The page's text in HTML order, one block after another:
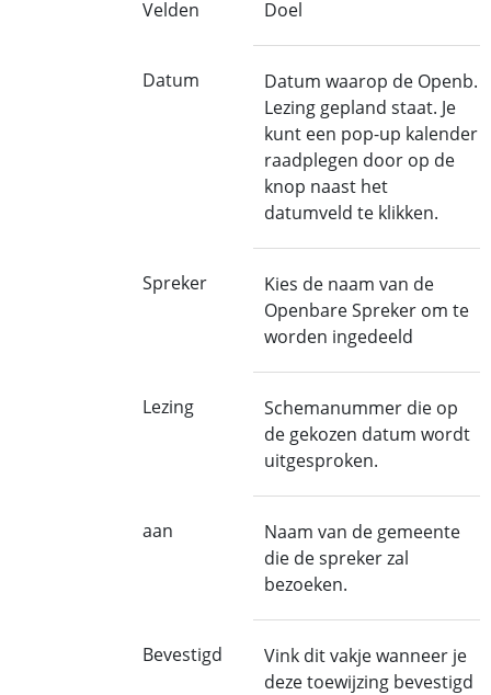
Velden Doel
Datum
Datum waarop de Openb.
Lezing gepland staat. Je
kunt een pop-up kalender
raadplegen door op de
knop naast het
datumveld te klikken.
Spreker
Kies de naam van de
Openbare Spreker om te
worden ingedeeld
Lezing
Schemanummer die op
de gekozen datum wordt
uitgesproken.
aan
Naam van de gemeente
die de spreker zal
bezoeken.
Bevestigd
Vink dit vakje wanneer je
deze toewijzing bevestigd